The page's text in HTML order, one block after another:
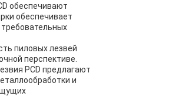
обеспечивают
обеспечивает
пиловых лезвей
перспективе.
PCD предлагают
и